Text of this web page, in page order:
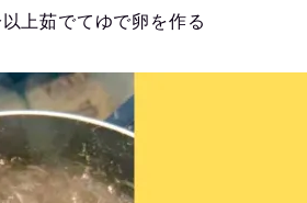
上茹でてゆで卵を作る